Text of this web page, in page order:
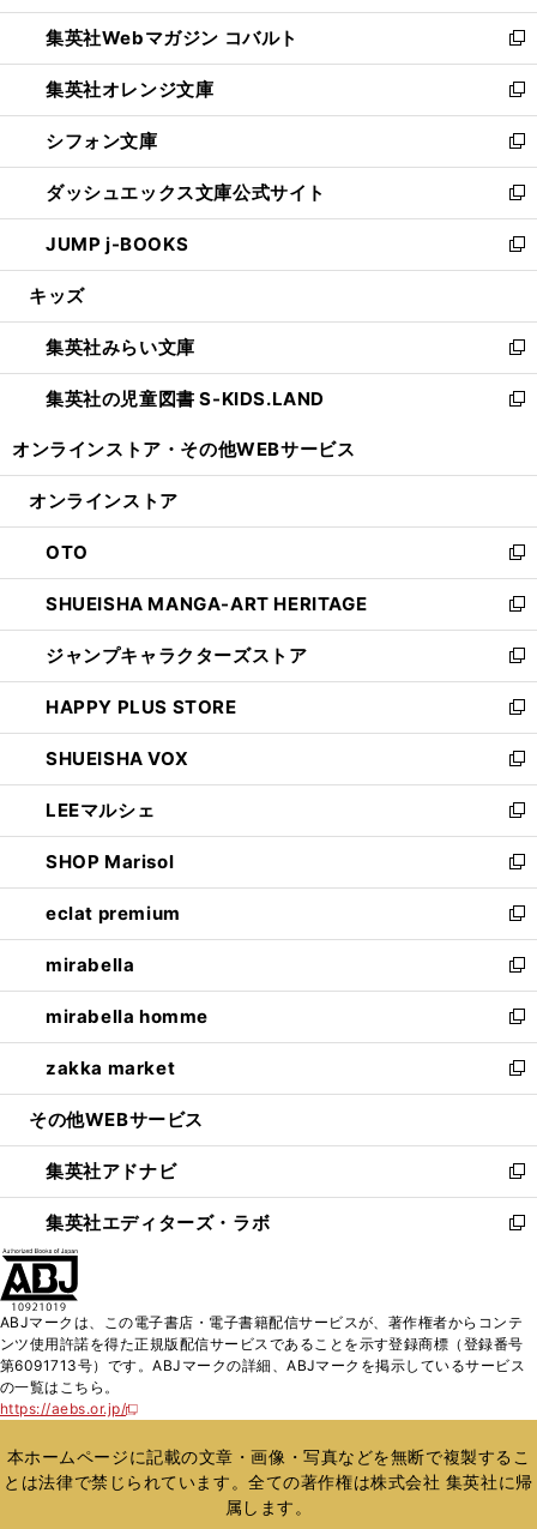
開
く
ウ
で
開
く
ン
ド
ウ
で
開
く
ウ
ィ
ン
ド
ウ
で
開
く
集英社Webマガジン コバルト
新
し
い
ウ
ィ
ン
ド
ウ
で
開
集英社オレンジ文庫
新
し
い
ウ
ィ
ン
ド
ウ
開
く
シフォン文庫
新
し
い
ウ
ィ
ン
ウ
で
開
く
ダッシュエックス文庫公式サイト
新
し
い
ウ
ン
ド
ウ
で
JUMP j-BOOKS
新
し
ウ
ィ
ン
ド
開
キッズ
集英社みらい文庫
新
し
い
ン
ウ
で
開
く
集英社の児童図書 S-KIDS.LAND
新
ウ
ン
ド
ウ
で
開
く
オンラインストア・ その他WEBサービス
オンラインストア
OTO
新
し
い
ウ
ィ
ン
ド
ウ
で
開
く
SHUEISHA MANGA-ART HERITAGE
新
し
い
ウ
ィ
ン
ド
ウ
で
開
く
ジャンプキャラクターズストア
新
し
い
ウ
ィ
ン
ド
ウ
で
開
く
HAPPY PLUS STORE
新
し
い
ウ
ィ
ン
ド
ウ
で
開
く
SHUEISHA VOX
新
し
い
ウ
ィ
ン
ド
ウ
で
開
く
LEEマルシェ
新
し
い
ウ
ィ
ン
ド
ウ
で
開
く
SHOP Marisol
新
し
い
ウ
ィ
ン
ド
ウ
で
開
eclat premium
新
し
い
ウ
ィ
ン
ド
ウ
開
く
mirabella
新
し
い
ウ
ィ
ン
ウ
で
開
く
mirabella homme
新
し
い
ウ
ン
ド
ウ
で
zakka market
新
し
ウ
ィ
ン
ド
く
その他WEBサービス
集英社アドナビ
新
し
い
ド
ウ
で
集英社エディターズ・ラボ
新
ィ
ン
ド
開
く
ABJマークは、この電子書店・電子書籍配信サービスが、著作権者からコンテ
ンツ使用許諾を得た正規版配信サービスであることを示す登録商標（登録番号
第6091713号）です。ABJマークの詳細、ABJマークを掲示しているサービス
の一覧はこちら。
https://aebs.or.jp/
新
い
ウ
ィ
本ホームページに記載の文章・画像・写真などを無断で複製するこ
とは法律で禁じられています。全ての著作権は株式会社 集英社に帰
属します。